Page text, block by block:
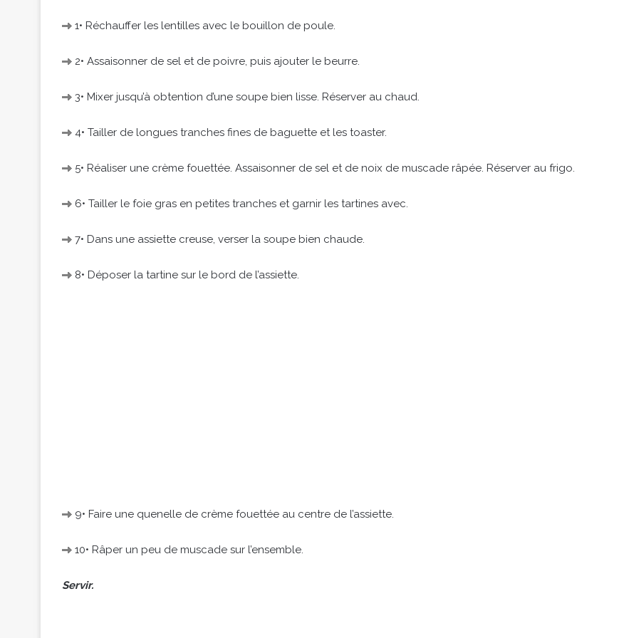
1• Réchauffer les lentilles avec le bouillon de poule.
2• Assaisonner de sel et de poivre, puis ajouter le beurre.
3• Mixer jusqu’à obtention d’une soupe bien lisse. Réserver au chaud.
4• Tailler de longues tranches fines de baguette et les toaster.
5• Réaliser une crème fouettée. Assaisonner de sel et de noix de muscade râpée. Réserver au frigo.
6• Tailler le foie gras en petites tranches et garnir les tartines avec.
7• Dans une assiette creuse, verser la soupe bien chaude.
8• Déposer la tartine sur le bord de l’assiette.
9• Faire une quenelle de crème fouettée au centre de l’assiette.
10• Râper un peu de muscade sur l’ensemble.
Servir.